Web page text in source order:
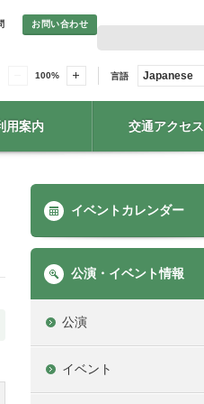
お問い合わせ
100% 言語 Japanese
用案内 交通アクセス
イベントカレンダー
公演・イベント情報
公演
イベント